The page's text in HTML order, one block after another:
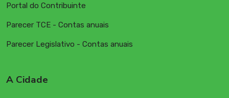
Portal do Contribuinte
Parecer TCE - Contas anuais
Parecer Legislativo - Contas anuais
A Cidade